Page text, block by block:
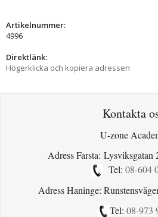
Artikelnummer:
4996
Direktlänk:
Högerklicka och kopiera adressen
Kontakta
U-zone
Adress Farsta:
Tel: 08-604
Adress Haninge:
Tel: 08-973